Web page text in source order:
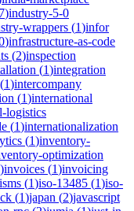
)industry-5-0
wrappers (1)infor
)infrastructure-as-code
(2)inspection
(1)integration
(1)intercompany
(1)international
logistics
(1)internationalization
(1)inventory-
optimization
)invoices (1)invoicing
isms (1)iso-13485 (1)iso-
(1)japan (2)javascript